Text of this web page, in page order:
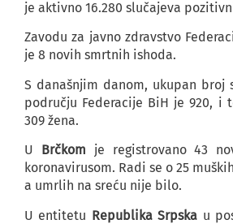
je aktivno 16.280 slučajeva
Zavodu za javno zdravstvo
je 8 novih smrtnih ishoda.
S današnjim danom, ukupan broj
području Federacije BiH je 920, i
309 žena.
U Brčkom je registrovano 43
koronavirusom. Radi se o 25
a umrlih na sreću nije bilo.
U entitetu Republika Srpska u